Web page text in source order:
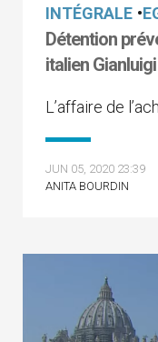
INTÉGRALE •
Détention
italien
L’affaire de
JUN 05, 2020 23:39
ANITA BOURDIN